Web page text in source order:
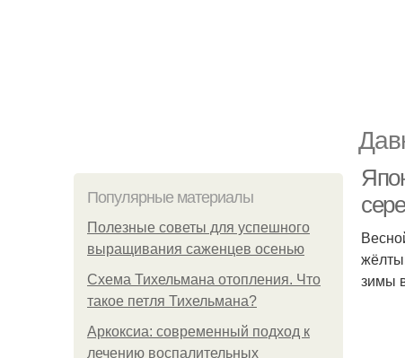
Популярные материалы
Полезные советы для успешного
выращивания саженцев осенью
Схема Тихельмана отопления. Что
такое петля Тихельмана?
Аркоксиа: современный подход к
лечению воспалительных
зимы